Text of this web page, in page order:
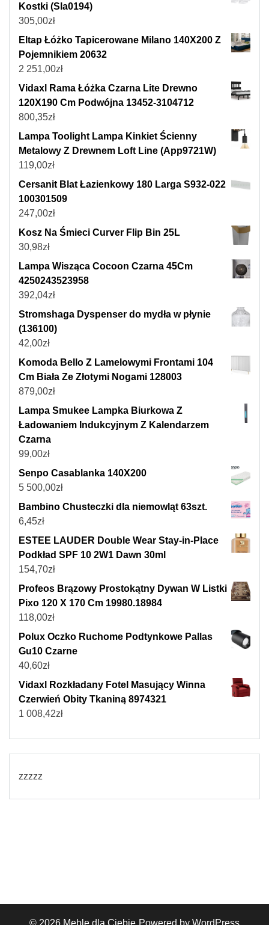
Kostki (Sla0194)
305,00zł
Eltap Łóżko Tapicerowane Milano 140X200 Z
Pojemnikiem 20632
2 251,00zł
Vidaxl Rama Łóżka Czarna Lite Drewno
120X190 Cm Podwójna 13452-3104712
800,35zł
Lampa Toolight Lampa Kinkiet Ścienny
Metalowy Z Drewnem Loft Line (App9721W)
119,00zł
Cersanit Blat Łazienkowy 180 Larga S932-022
100301509
247,00zł
Kosz Na Śmieci Curver Flip Bin 25L
30,98zł
Lampa Wisząca Cocoon Czarna 45Cm
4250243523958
392,04zł
Stromshaga Dyspenser do mydła w płynie
(136100)
42,00zł
Komoda Bello Z Lamelowymi Frontami 104
Cm Biała Ze Złotymi Nogami 128003
879,00zł
Lampa Smukee Lampka Biurkowa Z
Ładowaniem Indukcyjnym Z Kalendarzem
Czarna
99,00zł
Senpo Casablanka 140X200
5 500,00zł
Bambino Chusteczki dla niemowląt 63szt.
6,45zł
ESTEE LAUDER Double Wear Stay-in-Place
Podkład SPF 10 2W1 Dawn 30ml
154,70zł
Profeos Brązowy Prostokątny Dywan W Listki
Pixo 120 X 170 Cm 19980.18984
118,00zł
Polux Oczko Ruchome Podtynkowe Pallas
Gu10 Czarne
40,60zł
Vidaxl Rozkładany Fotel Masujący Winna
Czerwień Obity Tkaniną 8974321
1 008,42zł
zzzzz
© 2026 Meble dla Ciebie Powered by WordPress